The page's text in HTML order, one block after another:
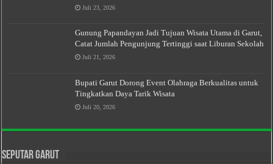
Juli 23, 2026
Gunung Papandayan Jadi Tujuan Wisata Utama di Garut,
Catat Jumlah Pengunjung Tertinggi saat Liburan Sekolah
Juli 21, 2026
Bupati Garut Dorong Event Olahraga Berkualitas untuk
Tingkatkan Daya Tarik Wisata
Juli 20, 2026
Seputar Garut